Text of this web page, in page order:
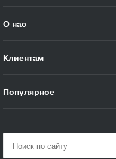
О нас
Клиентам
Популярное